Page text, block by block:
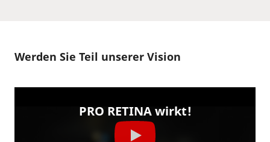
Werden Sie Teil unserer Vision
PRO RETINA wirkt!